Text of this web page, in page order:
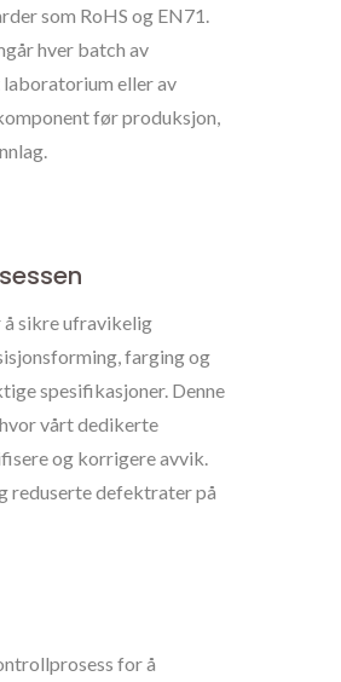
som RoHS og EN71.
hver batch av
eller av
før produksjon,
å sikre ufravikelig
farging og
spesifikasjoner. Denne
vårt dedikerte
og korrigere avvik.
reduserte defektrater på
for å